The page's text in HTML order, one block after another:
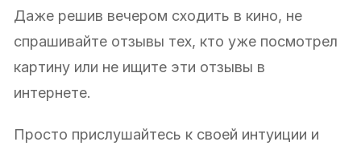
Даже решив вечером сходить в кино, не
спрашивайте отзывы тех, кто уже посмотрел
картину или не ищите эти отзывы в
интернете.
Просто прислушайтесь к своей интуиции и